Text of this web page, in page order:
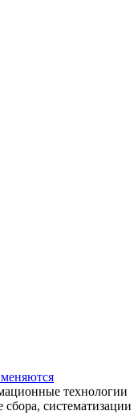
технологии
систематизации